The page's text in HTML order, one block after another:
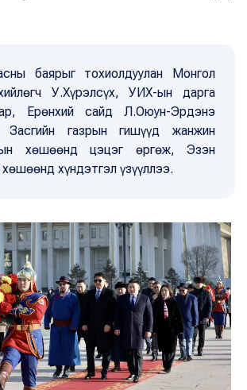
баярыг тохиолдуулан Монгол
У.Хүрэлсүх, УИХ-ын дарга
Ерөнхий сайд Л.Оюун-Эрдэнэ
газрын гишүүд жанжин
хөшөөнд цэцэг өргөж, Эзэн
хүндэтгэл үзүүллээ.